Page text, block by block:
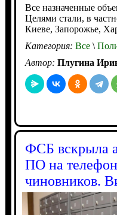
Все назначенные
Целями стали, в
Киеве, Запорожье,
Категория: Все\
Автор: Плугина
ФСБ вскрыла
ПО на
чиновников.